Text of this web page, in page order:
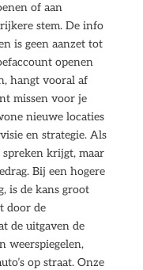
of aan
stem. De info
is geen aanzet tot
openen
hangt vooral af
missen voor je
nieuwe locaties
en strategie. Als
krijgt, maar
Bij een hogere
is de kans groot
door de
de uitgaven de
weerspiegelen,
op straat. Onze